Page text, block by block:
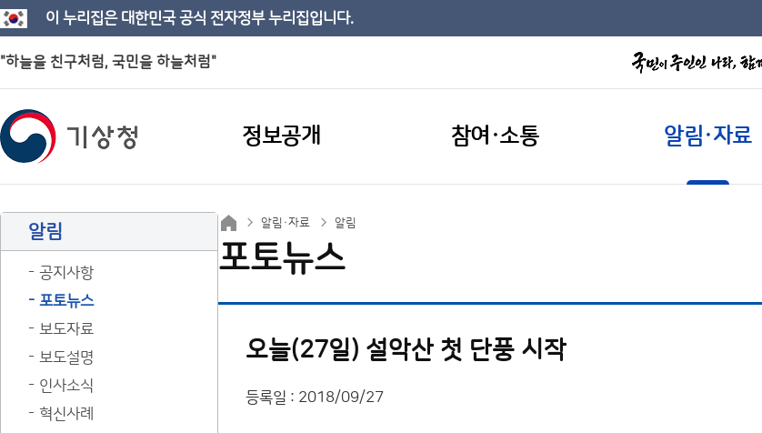
이 누리집은 대한민국 공식 전자정부 누리집입니다.
"하늘을 친구처럼, 국민을 하늘처럼"
정보공개 참여·소통 알림·자료
알림
공지사항
포토뉴스
보도자료
보도설명
인사소식
혁신사례
알림·자료 알림
포토뉴스
오늘(27일) 설악산 첫 단풍 시작
등록일 : 2018/09/27